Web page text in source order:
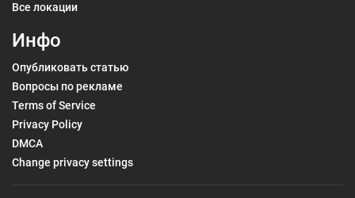
Все локации
Инфо
Опубликовать статью
Вопросы по рекламе
Terms of Service
Privacy Policy
DMCA
Change privacy settings